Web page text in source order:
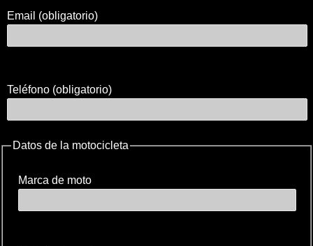
Email (obligatorio)
Teléfono (obligatorio)
Datos de la motocicleta
Marca de moto